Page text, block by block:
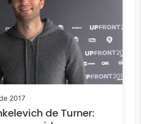
2017
de Turner: